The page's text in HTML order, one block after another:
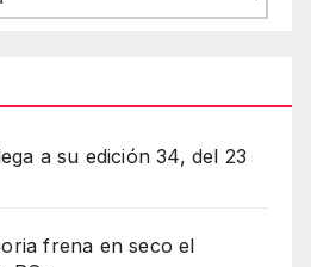
a su edición 34, del 23
frena en seco el